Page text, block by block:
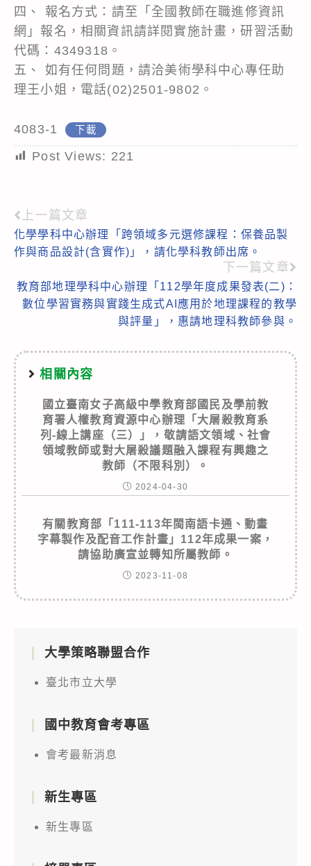
四、 報名方式：請至「全國教師在職進修資訊
網」報名，相關資訊請詳閱實施計畫，研習活動
代碼：4349318。
五、 如有任何問題，請洽美術學科中心專任助
理王小姐，電話(02)2501-9802。
4083-1 下載
Post Views: 221
Read
more
上一篇文章
化學學科中心辦理「跨領域多元選修課程：保養品製
作與商品設計(含實作)」，請化學科教師出席。
下一篇文章
教育部地理學科中心辦理「112學年度成果發表(二)：
數位學習實務與實踐生成式AI應用於地理課程的教學
與評量」，惠請地理科教師參與。
相關內容
國立臺南女子高級中學教育部國民及學前教
育署人權教育資源中心辦理「大屠殺教育系
列-線上講座（三）」，敬請語文領域、社會
領域教師或對大屠殺議題融入課程有興趣之
教師（不限科別）。
2024-04-30
有關教育部「111-113年閩南語卡通、動畫
字幕製作及配音工作計畫」112年成果一案，
請協助廣宣並轉知所屬教師。
2023-11-08
大學策略聯盟合作
臺北市立大學
國中教育會考專區
會考最新消息
新生專區
新生專區